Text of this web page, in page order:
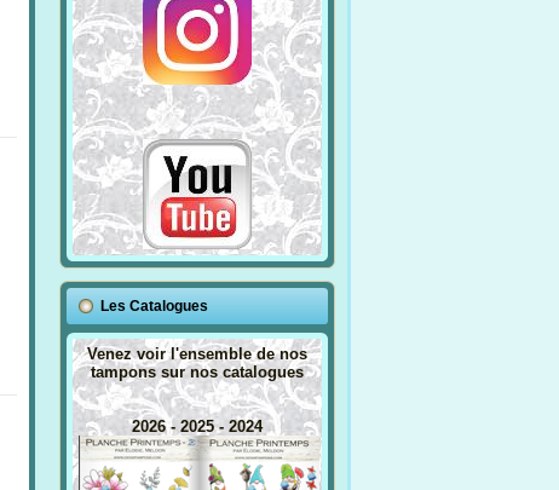
Les Catalogues
Venez voir l'ensemble de nos
tampons sur nos catalogues
2026 - 2025 - 2024